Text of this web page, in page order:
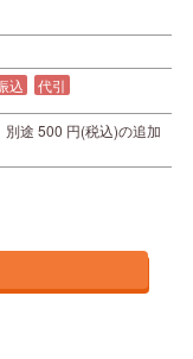
込 代引
途 500 円(税込)の追加